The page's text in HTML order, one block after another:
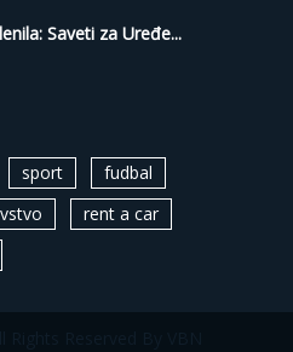
Saveti za Uređe...
sport
fudbal
rent a car